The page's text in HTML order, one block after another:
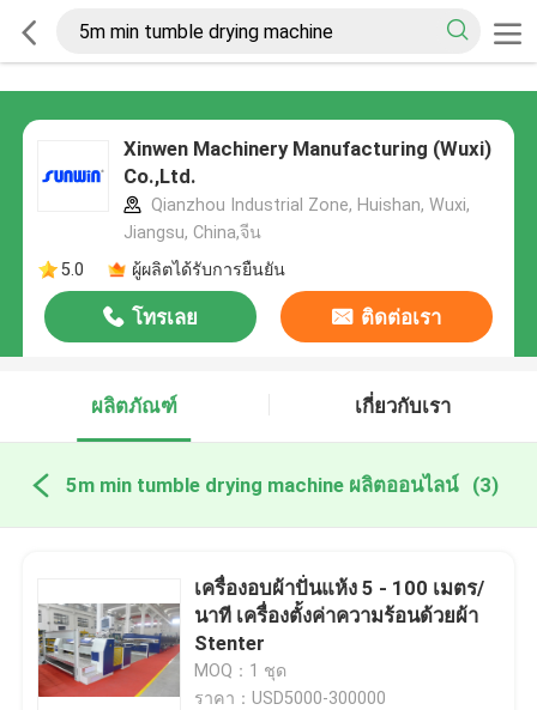
Xinwen Machinery Manufacturing (Wuxi)
Co.,Ltd.
Qianzhou Industrial Zone, Huishan, Wuxi,
Jiangsu, China,จีน
5.0
ผู้ผลิตได้รับการยืนยัน
โทรเลย ติดต่อเรา
ผลิตภัณฑ์ เกี่ยวกับเรา
5m min tumble drying machine ผลิตออนไลน์ (3)
เครื่องอบผ้าปั่นแห้ง 5 - 100 เมตร/
นาที เครื่องตั้งค่าความร้อนด้วยผ้า
Stenter
MOQ：1 ชุด
ราคา：USD5000-300000